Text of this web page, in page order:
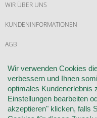
WIR ÜBER UNS
KUNDENINFORMATIONEN
AGB
WIDERRUF
VERTRAG WIDERRUFEN
KONTAKT
Wir verwenden Cookies
verbessern und Ihnen
optimales Kundenerlebnis
Einstellungen bearbeiten
akzeptieren" klicken, falls